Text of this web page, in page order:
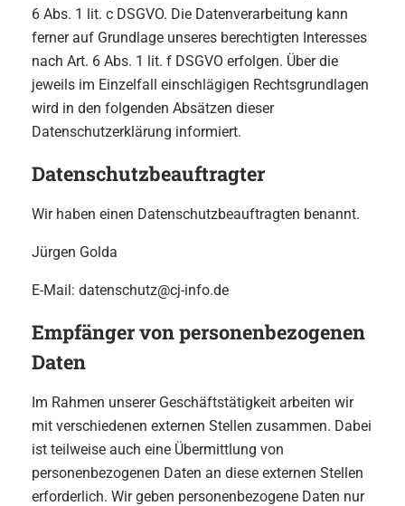
6 Abs. 1 lit. c DSGVO. Die Datenverarbeitung kann
ferner auf Grundlage unseres berechtigten Interesses
nach Art. 6 Abs. 1 lit. f DSGVO erfolgen. Über die
jeweils im Einzelfall einschlägigen Rechtsgrundlagen
wird in den folgenden Absätzen dieser
Datenschutzerklärung informiert.
Datenschutz­beauftragter
Wir haben einen Datenschutzbeauftragten benannt.
Jürgen Golda
E-Mail: datenschutz@cj-info.de
Empfänger von personenbezogenen
Daten
Im Rahmen unserer Geschäftstätigkeit arbeiten wir
mit verschiedenen externen Stellen zusammen. Dabei
ist teilweise auch eine Übermittlung von
personenbezogenen Daten an diese externen Stellen
erforderlich. Wir geben personenbezogene Daten nur